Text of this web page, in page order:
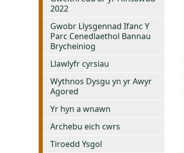
2022
Gwobr Llysgennad Ifanc Y
Parc Cenedlaethol Bannau
Brycheiniog
Llawlyfr cyrsiau
Wythnos Dysgu yn yr Awyr
Agored
Yr hyn a wnawn
Archebu eich cwrs
Tiroedd Ysgol